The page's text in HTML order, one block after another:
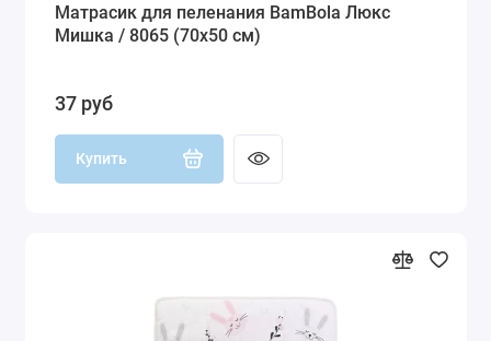
Матрасик для пеленания BamBola Люкс
Мишка / 8065 (70х50 см)
37 руб
Купить